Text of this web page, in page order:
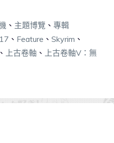
、 主題博覽 、 專輯
、 Feature 、 Skyrim 、
、 上古卷軸 、 上古卷軸V：無